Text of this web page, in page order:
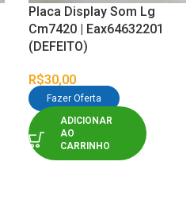
Placa Display Som Lg
Cm7420 | Eax64632201
(DEFEITO)
R$30,00
Fazer Oferta
ADICIONAR
AO
CARRINHO